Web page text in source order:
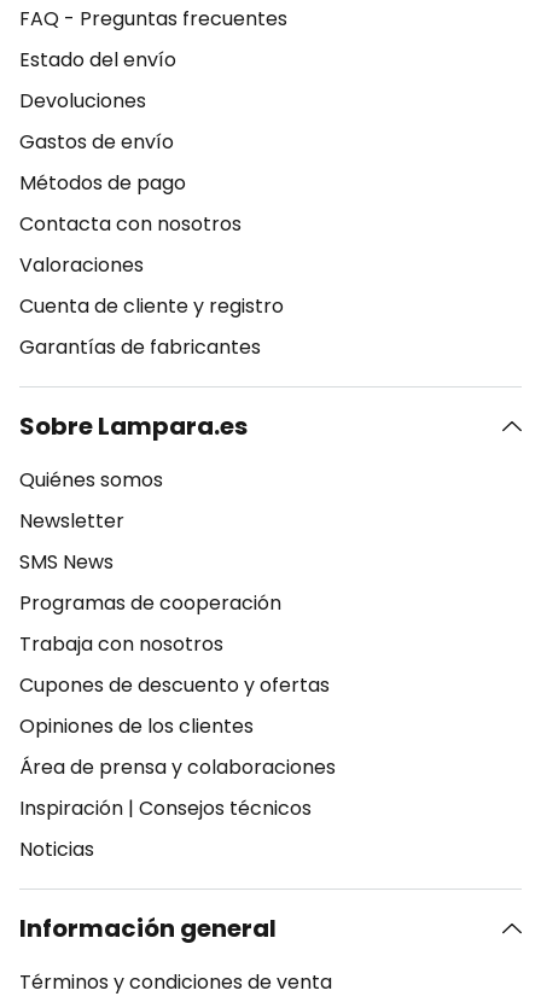
FAQ - Preguntas frecuentes
Estado del envío
Devoluciones
Gastos de envío
Métodos de pago
Contacta con nosotros
Valoraciones
Cuenta de cliente y registro
Garantías de fabricantes
Sobre Lampara.es
Quiénes somos
Newsletter
SMS News
Programas de cooperación
Trabaja con nosotros
Cupones de descuento y ofertas
Opiniones de los clientes
Área de prensa y colaboraciones
Inspiración | Consejos técnicos
Noticias
Información general
Términos y condiciones de venta